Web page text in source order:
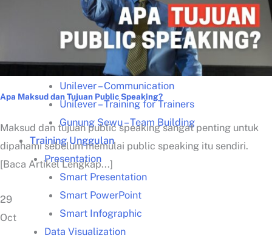
Kisah Sukses
Lazada – Presentasi Memukau
Samsung – Business Reporting
Samsung – Creative Thinking
Unilever – Communication
Unilever – Training for Trainers
Gunung Sewu – Team Building
Training Unggulan
Presentation
Smart Presentation
Smart PowerPoint
Smart Infographic
Data Visualization
Apa Maksud dan Tujuan Public Speaking?
Maksud dan tujuan public speaking sangat penting untuk
dipahami sebelum memulai public speaking itu sendiri.
[Baca Artikel Lengkap...]
29
Oct